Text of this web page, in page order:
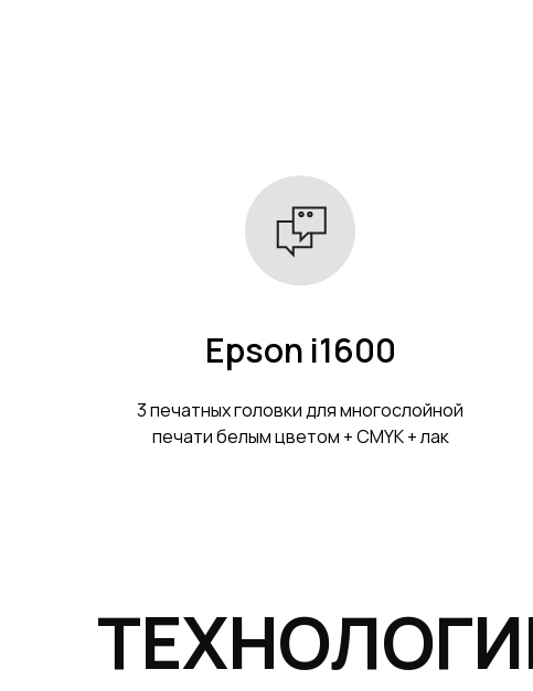
Epson i1600
3 печатных головки для многослойной
печати белым цветом + CMYK + лак